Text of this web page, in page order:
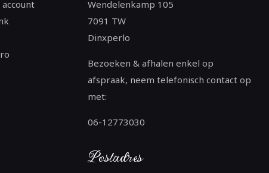
Wendelenkamp 105
7091 TW
Dinxperlo
Bezoeken & afhalen enkel op
afspraak, neem telefonisch contact op
met:
06-12773030
Postadres